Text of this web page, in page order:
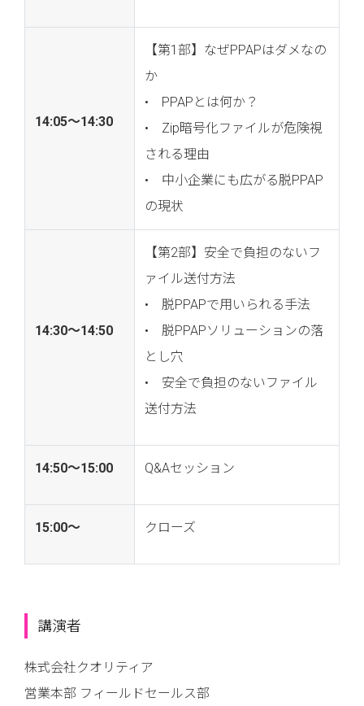
14:05〜14:30
【第1部】なぜPPAPはダメなの
か
• PPAPとは何か？
• Zip暗号化ファイルが危険視
される理由
• 中小企業にも広がる脱PPAP
の現状
14:30〜14:50
【第2部】安全で負担のないフ
ァイル送付方法
• 脱PPAPで用いられる手法
• 脱PPAPソリューションの落
とし穴
• 安全で負担のないファイル
送付方法
14:50〜15:00 Q&Aセッション
15:00～ クローズ
講演者
株式会社クオリティア
営業本部 フィールドセールス部